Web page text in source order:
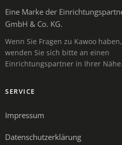
Eine Marke der
GmbH & Co. KG.
Wenn Sie Fragen zu Kawoo haben,
wenden Sie sich bitte an einen
Einrichtungspartner in Ihrer Nähe.
SERVICE
Impressum
Datenschutzerklärung